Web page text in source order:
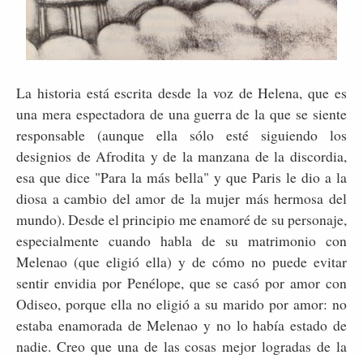
La historia está escrita desde la voz de Helena, que es
una mera espectadora de una guerra de la que se siente
responsable (aunque ella sólo esté siguiendo los
designios de Afrodita y de la manzana de la discordia,
esa que dice "Para la más bella" y que Paris le dio a la
diosa a cambio del amor de la mujer más hermosa del
mundo). Desde el principio me enamoré de su personaje,
especialmente cuando habla de su matrimonio con
Melenao (que eligió ella) y de cómo no puede evitar
sentir envidia por Penélope, que se casó por amor con
Odiseo, porque ella no eligió a su marido por amor: no
estaba enamorada de Melenao y no lo había estado de
nadie. Creo que una de las cosas mejor logradas de la